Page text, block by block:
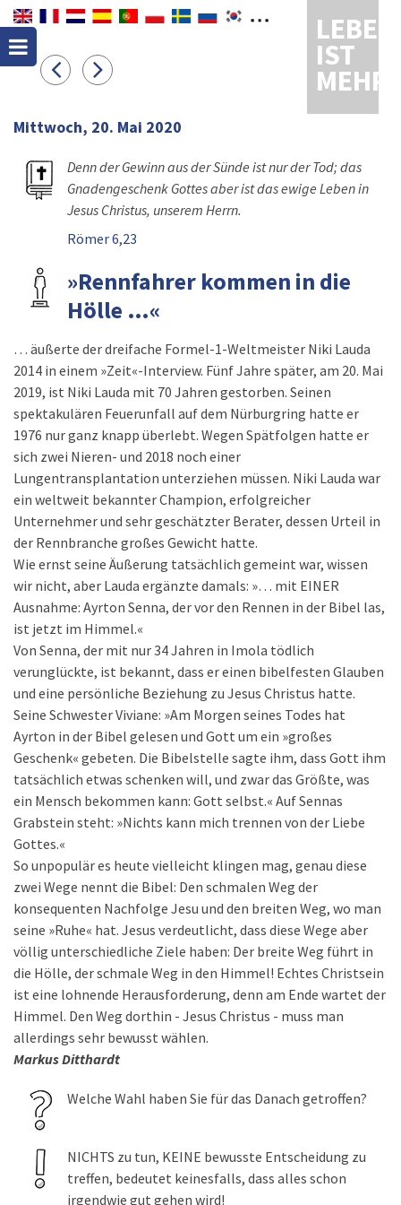
LEBEN
IST
MEHR
Mittwoch, 20. Mai 2020
Denn der Gewinn aus der Sünde ist nur der Tod; das
Gnadengeschenk Gottes aber ist das ewige Leben in
Jesus Christus, unserem Herrn.
Römer 6,23
»Rennfahrer kommen in die
Hölle …«
… äußerte der dreifache Formel-1-Weltmeister Niki Lauda
2014 in einem »Zeit«-Interview. Fünf Jahre später, am 20. Mai
2019, ist Niki Lauda mit 70 Jahren gestorben. Seinen
spektakulären Feuerunfall auf dem Nürburgring hatte er
1976 nur ganz knapp überlebt. Wegen Spätfolgen hatte er
sich zwei Nieren- und 2018 noch einer
Lungentransplantation unterziehen müssen. Niki Lauda war
ein weltweit bekannter Champion, erfolgreicher
Unternehmer und sehr geschätzter Berater, dessen Urteil in
der Rennbranche großes Gewicht hatte.
Wie ernst seine Äußerung tatsächlich gemeint war, wissen
wir nicht, aber Lauda ergänzte damals: »… mit EINER
Ausnahme: Ayrton Senna, der vor den Rennen in der Bibel las,
ist jetzt im Himmel.«
Von Senna, der mit nur 34 Jahren in Imola tödlich
verunglückte, ist bekannt, dass er einen bibelfesten Glauben
und eine persönliche Beziehung zu Jesus Christus hatte.
Seine Schwester Viviane: »Am Morgen seines Todes hat
Ayrton in der Bibel gelesen und Gott um ein »großes
Geschenk« gebeten. Die Bibelstelle sagte ihm, dass Gott ihm
tatsächlich etwas schenken will, und zwar das Größte, was
ein Mensch bekommen kann: Gott selbst.« Auf Sennas
Grabstein steht: »Nichts kann mich trennen von der Liebe
Gottes.«
So unpopulär es heute vielleicht klingen mag, genau diese
zwei Wege nennt die Bibel: Den schmalen Weg der
konsequenten Nachfolge Jesu und den breiten Weg, wo man
seine »Ruhe« hat. Jesus verdeutlicht, dass diese Wege aber
völlig unterschiedliche Ziele haben: Der breite Weg führt in
die Hölle, der schmale Weg in den Himmel! Echtes Christsein
ist eine lohnende Herausforderung, denn am Ende wartet der
Himmel. Den Weg dorthin - Jesus Christus - muss man
allerdings sehr bewusst wählen.
Markus Ditthardt
Welche Wahl haben Sie für das Danach getroffen?
NICHTS zu tun, KEINE bewusste Entscheidung zu
treffen, bedeutet keinesfalls, dass alles schon
irgendwie gut gehen wird!